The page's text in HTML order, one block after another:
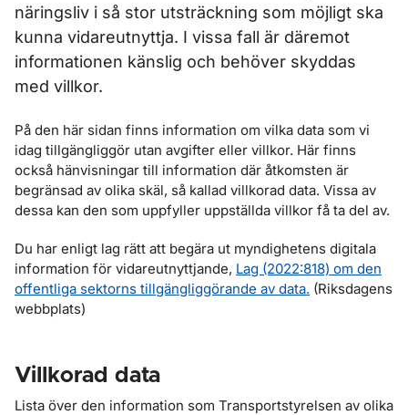
näringsliv i så stor utsträckning som möjligt ska
kunna vidareutnyttja. I vissa fall är däremot
informationen känslig och behöver skyddas
med villkor.
På den här sidan finns information om vilka data som vi
idag tillgängliggör utan avgifter eller villkor. Här finns
också hänvisningar till information där åtkomsten är
begränsad av olika skäl, så kallad villkorad data. Vissa av
dessa kan den som uppfyller uppställda villkor få ta del av.
Du har enligt lag rätt att begära ut myndighetens digitala
information för vidareutnyttjande, Lag (2022:818) om den
offentliga sektorns tillgängliggörande av data. (Riksdagens
webbplats)
Villkorad data
Lista över den information som Transportstyrelsen av olika